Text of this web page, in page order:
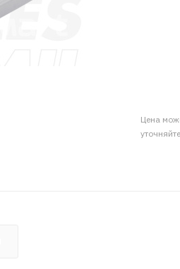
Цена